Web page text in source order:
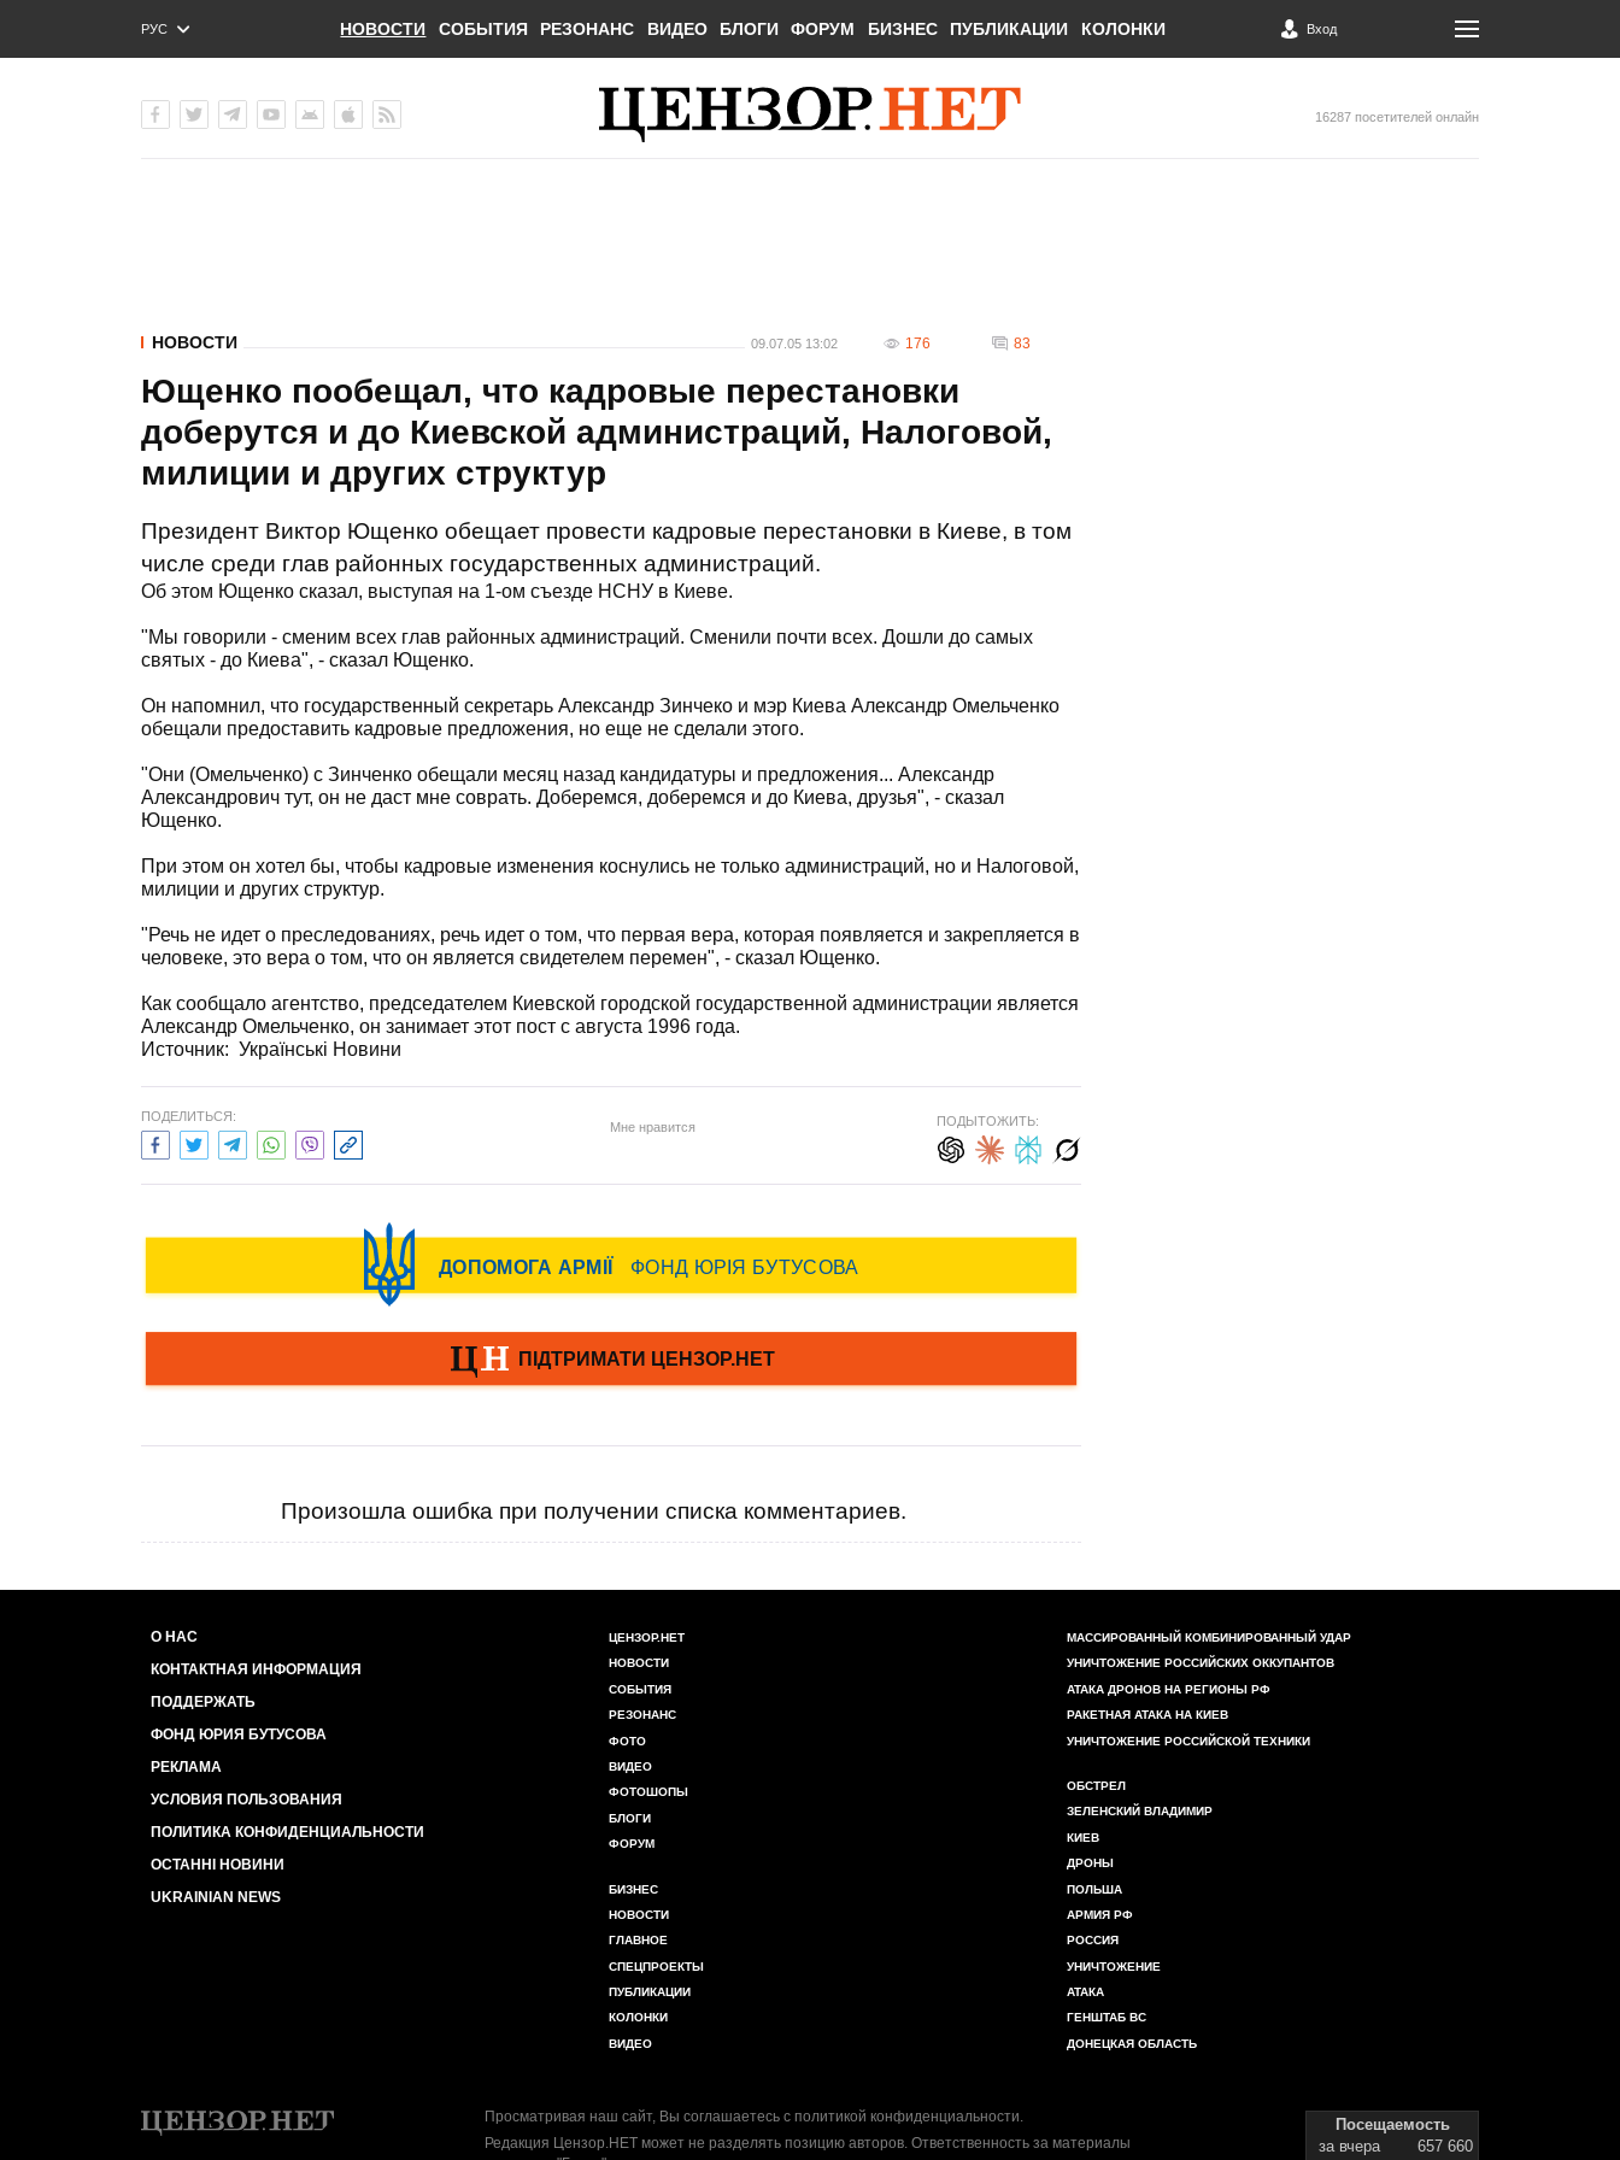
РУС
ENG
НОВОСТИ СОБЫТИЯ РЕЗОНАНС ВИДЕО БЛОГИ ФОРУМ БИЗНЕС ПУБЛИКАЦИИ КОЛОНКИ Вход
16287 посетителей онлайн
НОВОСТИ 09.07.05 13:02 176 83
Ющенко пообещал, что кадровые перестановки
доберутся и до Киевской администраций, Налоговой,
милиции и других структур
Президент Виктор Ющенко обещает провести кадровые перестановки в Киеве, в том
числе среди глав районных государственных администраций.
Об этом Ющенко сказал, выступая на 1-ом съезде НСНУ в Киеве.
"Мы говорили - сменим всех глав районных администраций. Сменили почти всех. Дошли до самых
святых - до Киева", - сказал Ющенко.
Он напомнил, что государственный секретарь Александр Зинчеко и мэр Киева Александр Омельченко
обещали предоставить кадровые предложения, но еще не сделали этого.
"Они (Омельченко) с Зинченко обещали месяц назад кандидатуры и предложения... Александр
Александрович тут, он не даст мне соврать. Доберемся, доберемся и до Киева, друзья", - сказал
Ющенко.
При этом он хотел бы, чтобы кадровые изменения коснулись не только администраций, но и Налоговой,
милиции и других структур.
"Речь не идет о преследованиях, речь идет о том, что первая вера, которая появляется и закрепляется в
человеке, это вера о том, что он является свидетелем перемен", - сказал Ющенко.
Как сообщало агентство, председателем Киевской городской государственной администрации является
Александр Омельченко, он занимает этот пост с августа 1996 года.
Источник: Українські Новини
ПОДЕЛИТЬСЯ:
Мне нравится ПОДЫТОЖИТЬ:
Произошла ошибка при получении списка комментариев.
О НАС
КОНТАКТНАЯ ИНФОРМАЦИЯ
ПОДДЕРЖАТЬ
ФОНД ЮРИЯ БУТУСОВА
РЕКЛАМА
УСЛОВИЯ ПОЛЬЗОВАНИЯ
ПОЛИТИКА КОНФИДЕНЦИАЛЬНОСТИ
ОСТАННІ НОВИНИ
UKRAINIAN NEWS
ЦЕНЗОР.НЕТ
НОВОСТИ
СОБЫТИЯ
РЕЗОНАНС
ФОТО
ВИДЕО
ФОТОШОПЫ
БЛОГИ
ФОРУМ
БИЗНЕС
НОВОСТИ
ГЛАВНОЕ
СПЕЦПРОЕКТЫ
ПУБЛИКАЦИИ
КОЛОНКИ
ВИДЕО
МАССИРОВАННЫЙ КОМБИНИРОВАННЫЙ УДАР
УНИЧТОЖЕНИЕ РОССИЙСКИХ ОККУПАНТОВ
АТАКА ДРОНОВ НА РЕГИОНЫ РФ
РАКЕТНАЯ АТАКА НА КИЕВ
УНИЧТОЖЕНИЕ РОССИЙСКОЙ ТЕХНИКИ
ОБСТРЕЛ
ЗЕЛЕНСКИЙ ВЛАДИМИР
КИЕВ
ДРОНЫ
ПОЛЬША
АРМИЯ РФ
РОССИЯ
УНИЧТОЖЕНИЕ
АТАКА
ГЕНШТАБ ВС
ДОНЕЦКАЯ ОБЛАСТЬ
Просматривая наш сайт, Вы соглашаетесь с политикой конфиденциальности.
Редакция Цензор.НЕТ может не разделять позицию авторов. Ответственность за материалы
Посещаемость
за вчера
657 660